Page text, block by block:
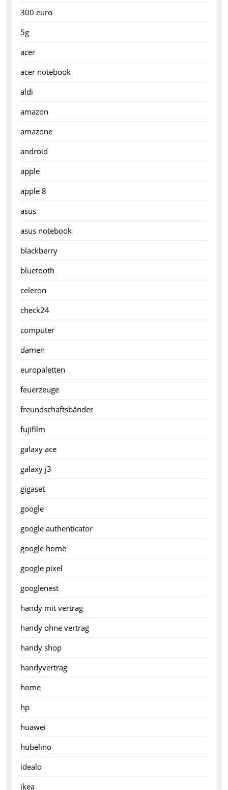
300 euro
5g
acer
acer notebook
aldi
amazon
amazone
android
apple
apple 8
asus
asus notebook
blackberry
bluetooth
celeron
check24
computer
damen
europaletten
feuerzeuge
freundschaftsbänder
fujifilm
galaxy ace
galaxy j3
gigaset
google
google authenticator
google home
google pixel
googlenest
handy mit vertrag
handy ohne vertrag
handy shop
handyvertrag
home
hp
huawei
hubelino
idealo
ikea